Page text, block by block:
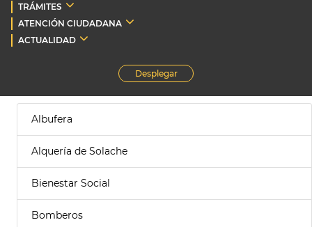
TRÁMITES
ATENCIÓN CIUDADANA
ACTUALIDAD
Desplegar
Albufera
Alquería de Solache
Bienestar Social
Bomberos